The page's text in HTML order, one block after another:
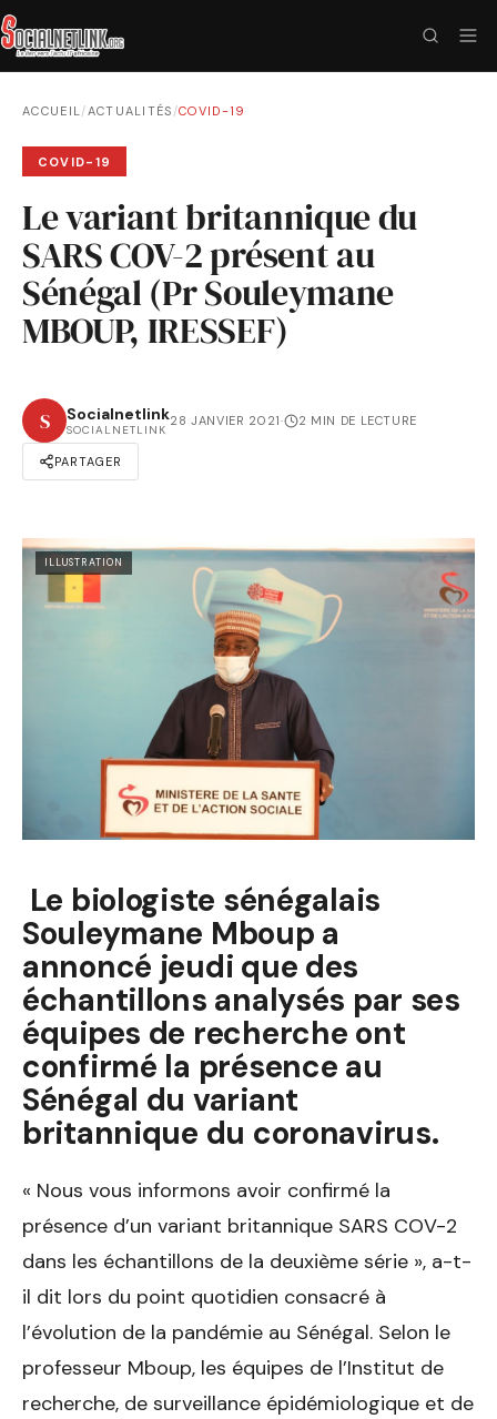
ACCUEIL/ACTUALITÉS /COVID-19
COVID-19
Le variant britannique du
SARS COV-2 présent au
Sénégal (Pr Souleymane
MBOUP, IRESSEF)
S Socialnetlink
SOCIALNETLINK
28 JANVIER 2021· 2 MIN DE LECTURE
PARTAGER
ILLUSTRATION
Le biologiste sénégalais
Souleymane Mboup a
annoncé jeudi que des
échantillons analysés par ses
équipes de recherche ont
confirmé la présence au
Sénégal du variant
britannique du coronavirus.
« Nous vous informons avoir confirmé la
présence d’un variant britannique SARS COV-2
dans les échantillons de la deuxième série », a-t-
il dit lors du point quotidien consacré à
l’évolution de la pandémie au Sénégal. Selon le
professeur Mboup, les équipes de l’Institut de
recherche, de surveillance épidémiologique et de